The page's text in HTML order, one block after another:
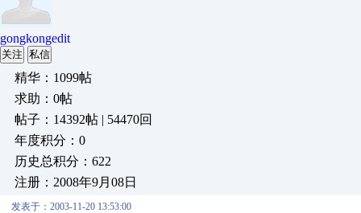
gongkongedit
关注 私信
精华：1099帖
求助：0帖
帖子：14392帖 | 54470回
年度积分：0
历史总积分：622
注册：2008年9月08日
发表于：2003-11-20 13:53:00